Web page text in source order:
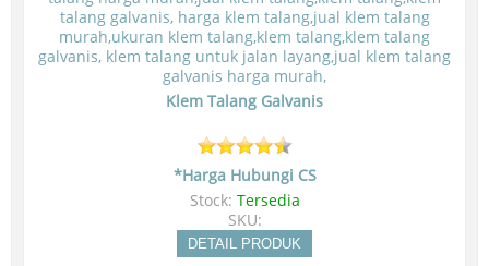
Klem Talang Galvanis
*Harga Hubungi CS
Stock: Tersedia
SKU:
DETAIL PRODUK